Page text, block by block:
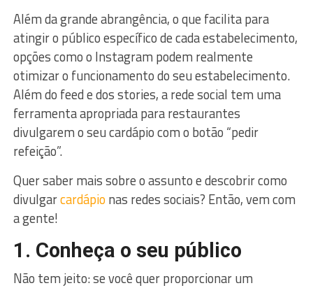
Além da grande abrangência, o que facilita para
atingir o público específico de cada estabelecimento,
opções como o Instagram podem realmente
otimizar o funcionamento do seu estabelecimento.
Além do feed e dos stories, a rede social tem uma
ferramenta apropriada para restaurantes
divulgarem o seu cardápio com o botão “pedir
refeição”.
Quer saber mais sobre o assunto e descobrir como
divulgarcardápio nas redes sociais? Então, vem com
a gente!
1. Conheça o seu público
Não tem jeito: se você quer proporcionar um